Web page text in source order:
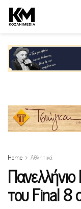
Home Αθλητικά
του Final 8